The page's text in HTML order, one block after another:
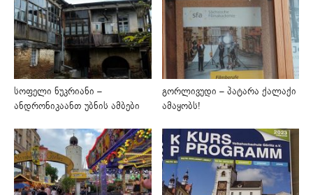
სოფელი ნუკრიანი –
ანდრონიკაანთ უბნის ამბები
გორლივუდი – პატარა ქალაქი
ამაყობს!